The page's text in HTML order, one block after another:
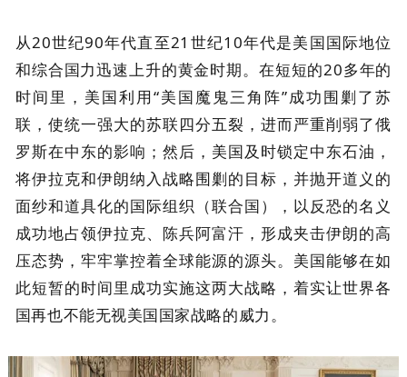
从20世纪90年代直至21世纪10年代是美国国际地位
和综合国力迅速上升的黄金时期。在短短的20多年的
时间里，美国利用“美国魔鬼三角阵”成功围剿了苏
联，使统一强大的苏联四分五裂，进而严重削弱了俄
罗斯在中东的影响；然后，美国及时锁定中东石油，
将伊拉克和伊朗纳入战略围剿的目标，并抛开道义的
面纱和道具化的国际组织（联合国），以反恐的名义
成功地占领伊拉克、陈兵阿富汗，形成夹击伊朗的高
压态势，牢牢掌控着全球能源的源头。美国能够在如
此短暂的时间里成功实施这两大战略，着实让世界各
国再也不能无视美国国家战略的威力。